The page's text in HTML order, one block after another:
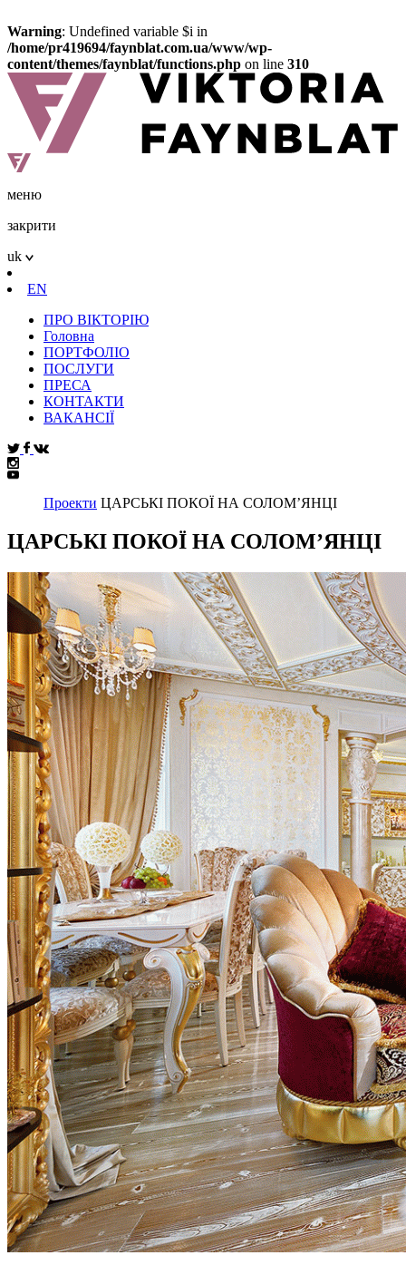
Warning: Undefined variable $i in
/home/pr419694/faynblat.com.ua/www/wp-
content/themes/faynblat/functions.php on line 310
меню
закрити
uk
EN
ПРО ВІКТОРІЮ
Головна
ПОРТФОЛІО
ПОСЛУГИ
ПРЕСА
КОНТАКТИ
ВАКАНСІЇ
Проекти ЦАРСЬКІ ПОКОЇ НА СОЛОМ’ЯНЦІ
ЦАРСЬКІ ПОКОЇ НА СОЛОМ’ЯНЦІ